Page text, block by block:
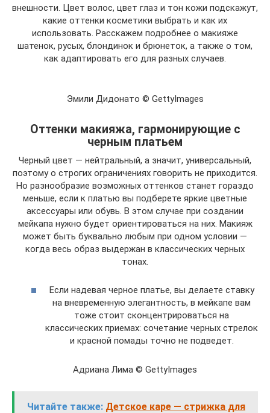
внешности. Цвет волос, цвет глаз и тон кожи подскажут,
какие оттенки косметики выбрать и как их
использовать. Расскажем подробнее о макияже
шатенок, русых, блондинок и брюнеток, а также о том,
как адаптировать его для разных случаев.
Эмили Дидонато © GettyImages
Оттенки макияжа, гармонирующие с
черным платьем
Черный цвет — нейтральный, а значит, универсальный,
поэтому о строгих ограничениях говорить не приходится.
Но разнообразие возможных оттенков станет гораздо
меньше, если к платью вы подберете яркие цветные
аксессуары или обувь. В этом случае при создании
мейкапа нужно будет ориентироваться на них. Макияж
может быть буквально любым при одном условии —
когда весь образ выдержан в классических черных
тонах.
Если надевая черное платье, вы делаете ставку
на вневременную элегантность, в мейкапе вам
тоже стоит сконцентрироваться на
классических приемах: сочетание черных стрелок
и красной помады точно не подведет.
Адриана Лима © GettyImages
Читайте также: Детское каре — стрижка для